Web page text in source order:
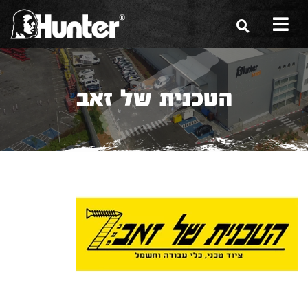
הסיפור שלנו
הכלים שלנו
תערוכות
מגזין
שירות ואחריות
הטכנית של זאב